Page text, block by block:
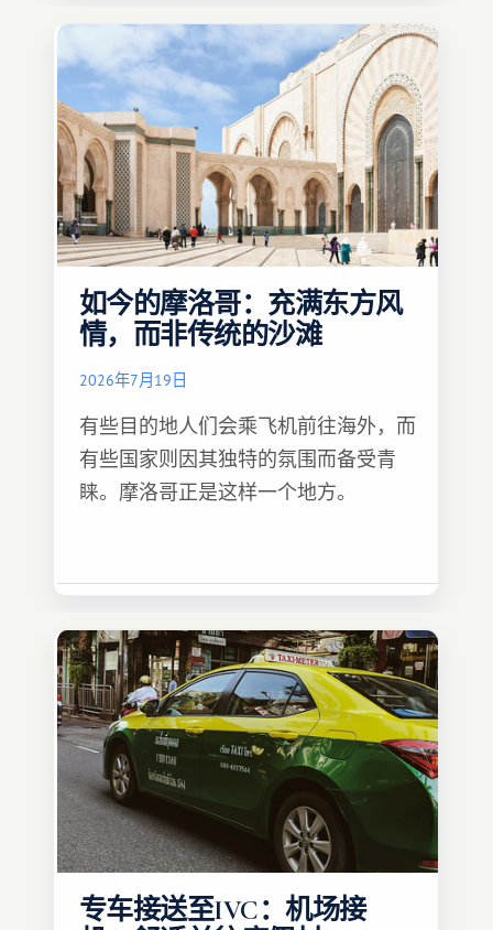
如今的摩洛哥：充满东方风
情，而非传统的沙滩
2026年7月19日
有些目的地人们会乘飞机前往海外，而
有些国家则因其独特的氛围而备受青
睐。摩洛哥正是这样一个地方。
专车接送至IVC：机场接